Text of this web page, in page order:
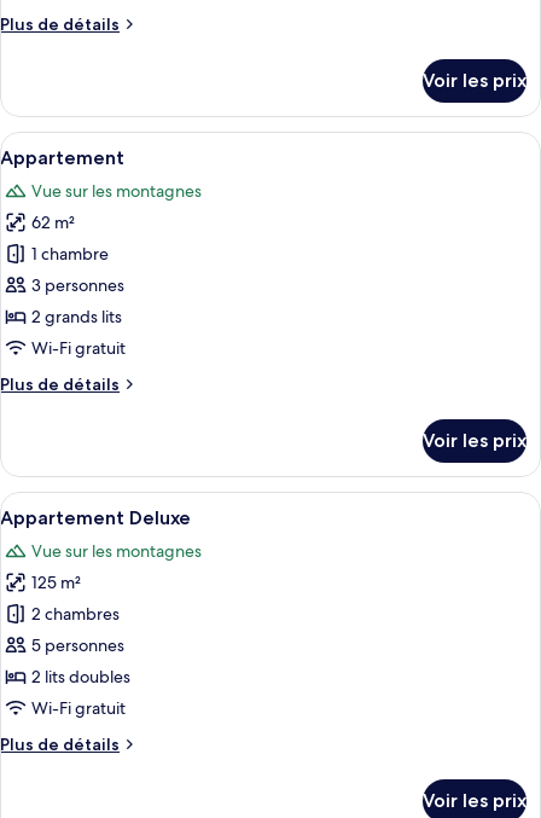
chambre :
Plus de détails
Plus
le
type
de
chambre
Economy
Apartment
Voir les prix
Afficher
toutes
les
photos
pour
ce
type
de
chambre :
Appartement
Un salon moderne comprenant un
6
Appartement
Vue sur les montagnes
62 m²
1 chambre
3 personnes
2 grands lits
Wi-Fi gratuit
Plus de détails
Plus
le
type
de
chambre
Appartement
Voir les prix
Afficher
toutes
les
photos
pour
ce
type
de
chambre :
Appartement
Appartement Deluxe | Literie
6
Appartement Deluxe
Vue sur les montagnes
125 m²
2 chambres
5 personnes
2 lits doubles
Wi-Fi gratuit
Plus de détails
Plus
Voir les prix